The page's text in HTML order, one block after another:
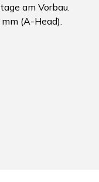
am Vorbau.
(A-Head).